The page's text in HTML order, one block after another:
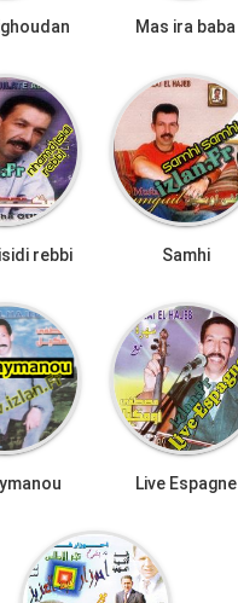
Mas ira baba
rebbi Samhi
Live Espagne